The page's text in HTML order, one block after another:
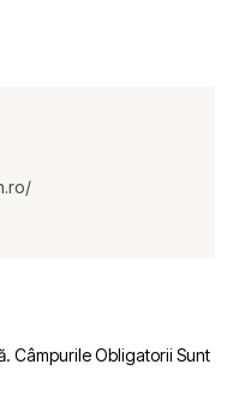
Câmpurile Obligatorii Sunt